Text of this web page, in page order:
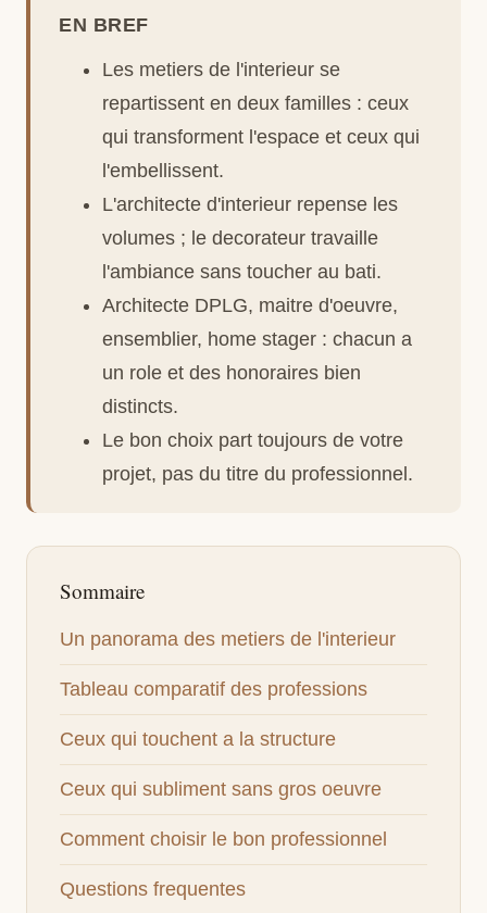
EN BREF
Les metiers de l'interieur se
repartissent en deux familles : ceux
qui transforment l'espace et ceux qui
l'embellissent.
L'architecte d'interieur repense les
volumes ; le decorateur travaille
l'ambiance sans toucher au bati.
Architecte DPLG, maitre d'oeuvre,
ensemblier, home stager : chacun a
un role et des honoraires bien
distincts.
Le bon choix part toujours de votre
projet, pas du titre du professionnel.
Sommaire
Un panorama des metiers de l'interieur
Tableau comparatif des professions
Ceux qui touchent a la structure
Ceux qui subliment sans gros oeuvre
Comment choisir le bon professionnel
Questions frequentes